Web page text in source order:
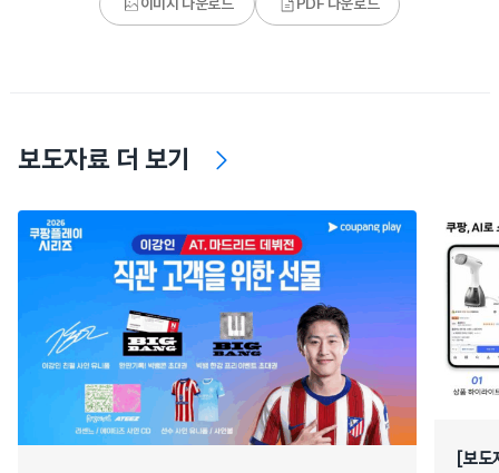
이미지 다운로드 PDF 다운로드
보도자료 더 보기
[보